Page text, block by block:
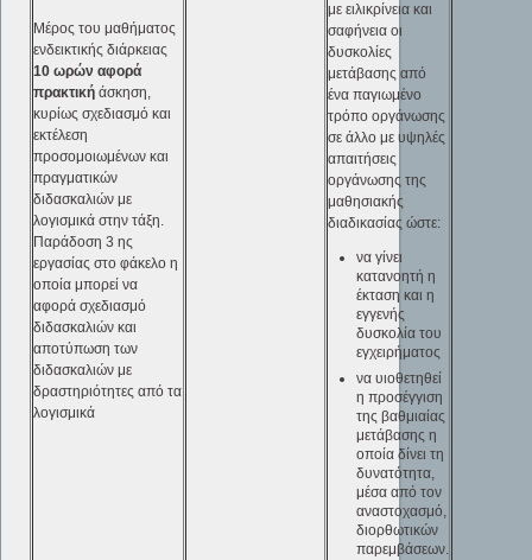
Μέρος του μαθήματος
ενδεικτικής διάρκειας
10 ωρών αφορά
πρακτική άσκηση,
κυρίως σχεδιασμό και
εκτέλεση
προσομοιωμένων και
πραγματικών
διδασκαλιών με
λογισμικά στην τάξη.
Παράδοση 3 ης
εργασίας στο φάκελο η
οποία μπορεί να
αφορά σχεδιασμό
διδασκαλιών και
αποτύπωση των
διδασκαλιών με
δραστηριότητες από τα
λογισμικά
με ειλικρίνεια και
σαφήνεια οι
δυσκολίες
μετάβασης από
ένα παγιωμένο
τρόπο οργάνωσης
σε άλλο με υψηλές
απαιτήσεις
οργάνωσης της
μαθησιακής
διαδικασίας ώστε:
να γίνει
κατανοητή η
έκταση και η
εγγενής
δυσκολία του
εγχειρήματος
να υιοθετηθεί
η προσέγγιση
της βαθμιαίας
μετάβασης η
οποία δίνει τη
δυνατότητα,
μέσα από τον
αναστοχασμό,
διορθωτικών
παρεμβάσεων.